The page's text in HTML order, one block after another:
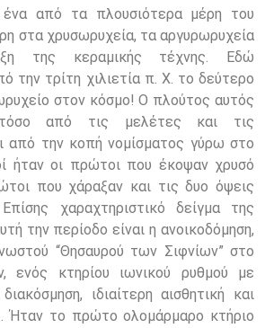
από τα πλουσιότερα μέρη του
στα χρυσωρυχεία, τα αργυρωρυχεία
της κεραμικής τέχνης. Εδώ
την τρίτη χιλιετία π. Χ. το δεύτερο
στον κόσμο! Ο πλούτος αυτός
τόσο από τις μελέτες και τις
από την κοπή νομίσματος γύρω στο
ήταν οι πρώτοι που έκοψαν χρυσό
που χάραξαν και τις δυο όψεις
χαραχτηριστικό δείγμα της
την περίοδο είναι η ανοικοδόμηση,
“Θησαυρού των Σιφνίων” στο
ενός κτηρίου ιωνικού ρυθμού με
ιδιαίτερη αισθητική και
. Ήταν το πρώτο ολομάρμαρο κτήριο